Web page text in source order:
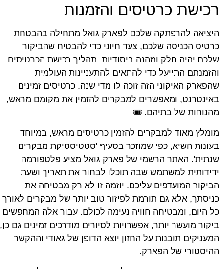
רכישת כרטיסים והזמנות
היציאה להרפתקה שלכם לפארק גואל מתחילה בהבטחת
כרטיס הכניסה שלכם, צעד חיוני כדי להבטיח שהביקור
שלכם יהיה חלק ומהנה ביסודיות. תהליך רכישת הכרטיסים
והזמנתם התייעל כדי להתאים להתעניינות העולמית
שהפארק האיקוני הזה זוכה לו מדי שנה. כרטיסים זמינים
באינטרנט, ומאפשרים למבקרים להזמין את מקומם מראש,
מהנוחות של בתיהם. 🎟️
מומלץ מאוד למבקרים להזמין כרטיסים מראש, במיוחד
בעונות השיא, כפי שמוזכר בסעיף 'סטטיסטיקת מבקרים
שנתית'. האתר הרשמי של פארק גואל מציע פלטפורמה
ידידותית למשתמש שבה תוכלו לבחור את תאריך ושעת
הביקור המועדפים עליכם. יוזמה זו לא רק מבטיחה את
כניסתך, אלא גם תורמת לפיזור טוב יותר של מבקרים לאורך
כל היום, ומבטיחה חוויה נעימה לכולם. עבור אלה המחפשים
ביקור מועשר יותר, אפשרויות לסיורים מודרכים זמינים גם כן,
המעניקים תובנות על החזון יוצא הדופן של גאודי וההקשר
ההיסטורי של הפארק.